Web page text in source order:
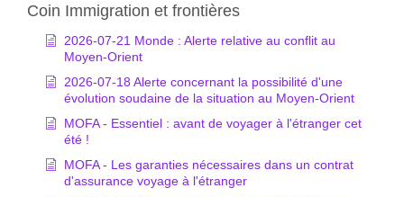
Coin Immigration et frontières
2026-07-21 Monde : Alerte relative au conflit au
Moyen-Orient
2026-07-18 Alerte concernant la possibilité d'une
évolution soudaine de la situation au Moyen-Orient
MOFA - Essentiel : avant de voyager à l'étranger cet
été !
MOFA - Les garanties nécessaires dans un contrat
d'assurance voyage à l'étranger